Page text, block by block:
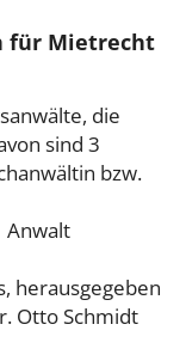
für Mietrecht
die
sind 3
bzw.
Anwalt
herausgegeben
Otto Schmidt